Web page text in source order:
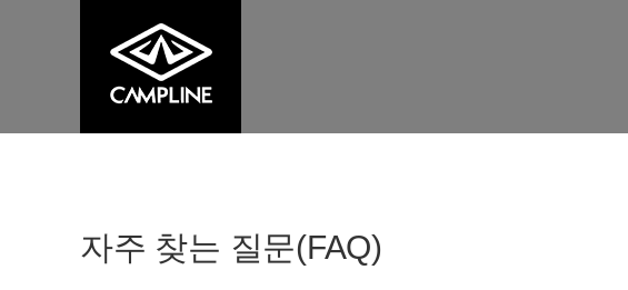
자주 찾는 질문(FAQ)